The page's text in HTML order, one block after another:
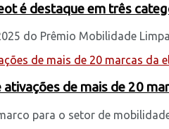
é destaque em três
do Prêmio Mobilidade
de mais de 20
para o setor de